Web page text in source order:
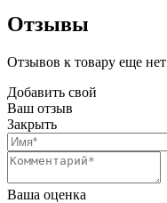
Отзывы
Отзывов к товару еще нет
Добавить свой
Ваш отзыв
Закрыть
Ваша оценка